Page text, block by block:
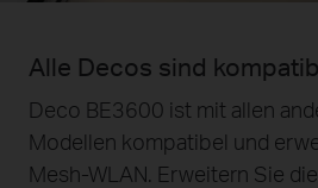
Alle Decos sind
Deco BE3600 ist mit allen
Modellen kompatibel und
Mesh‑WLAN. Erweitern Sie